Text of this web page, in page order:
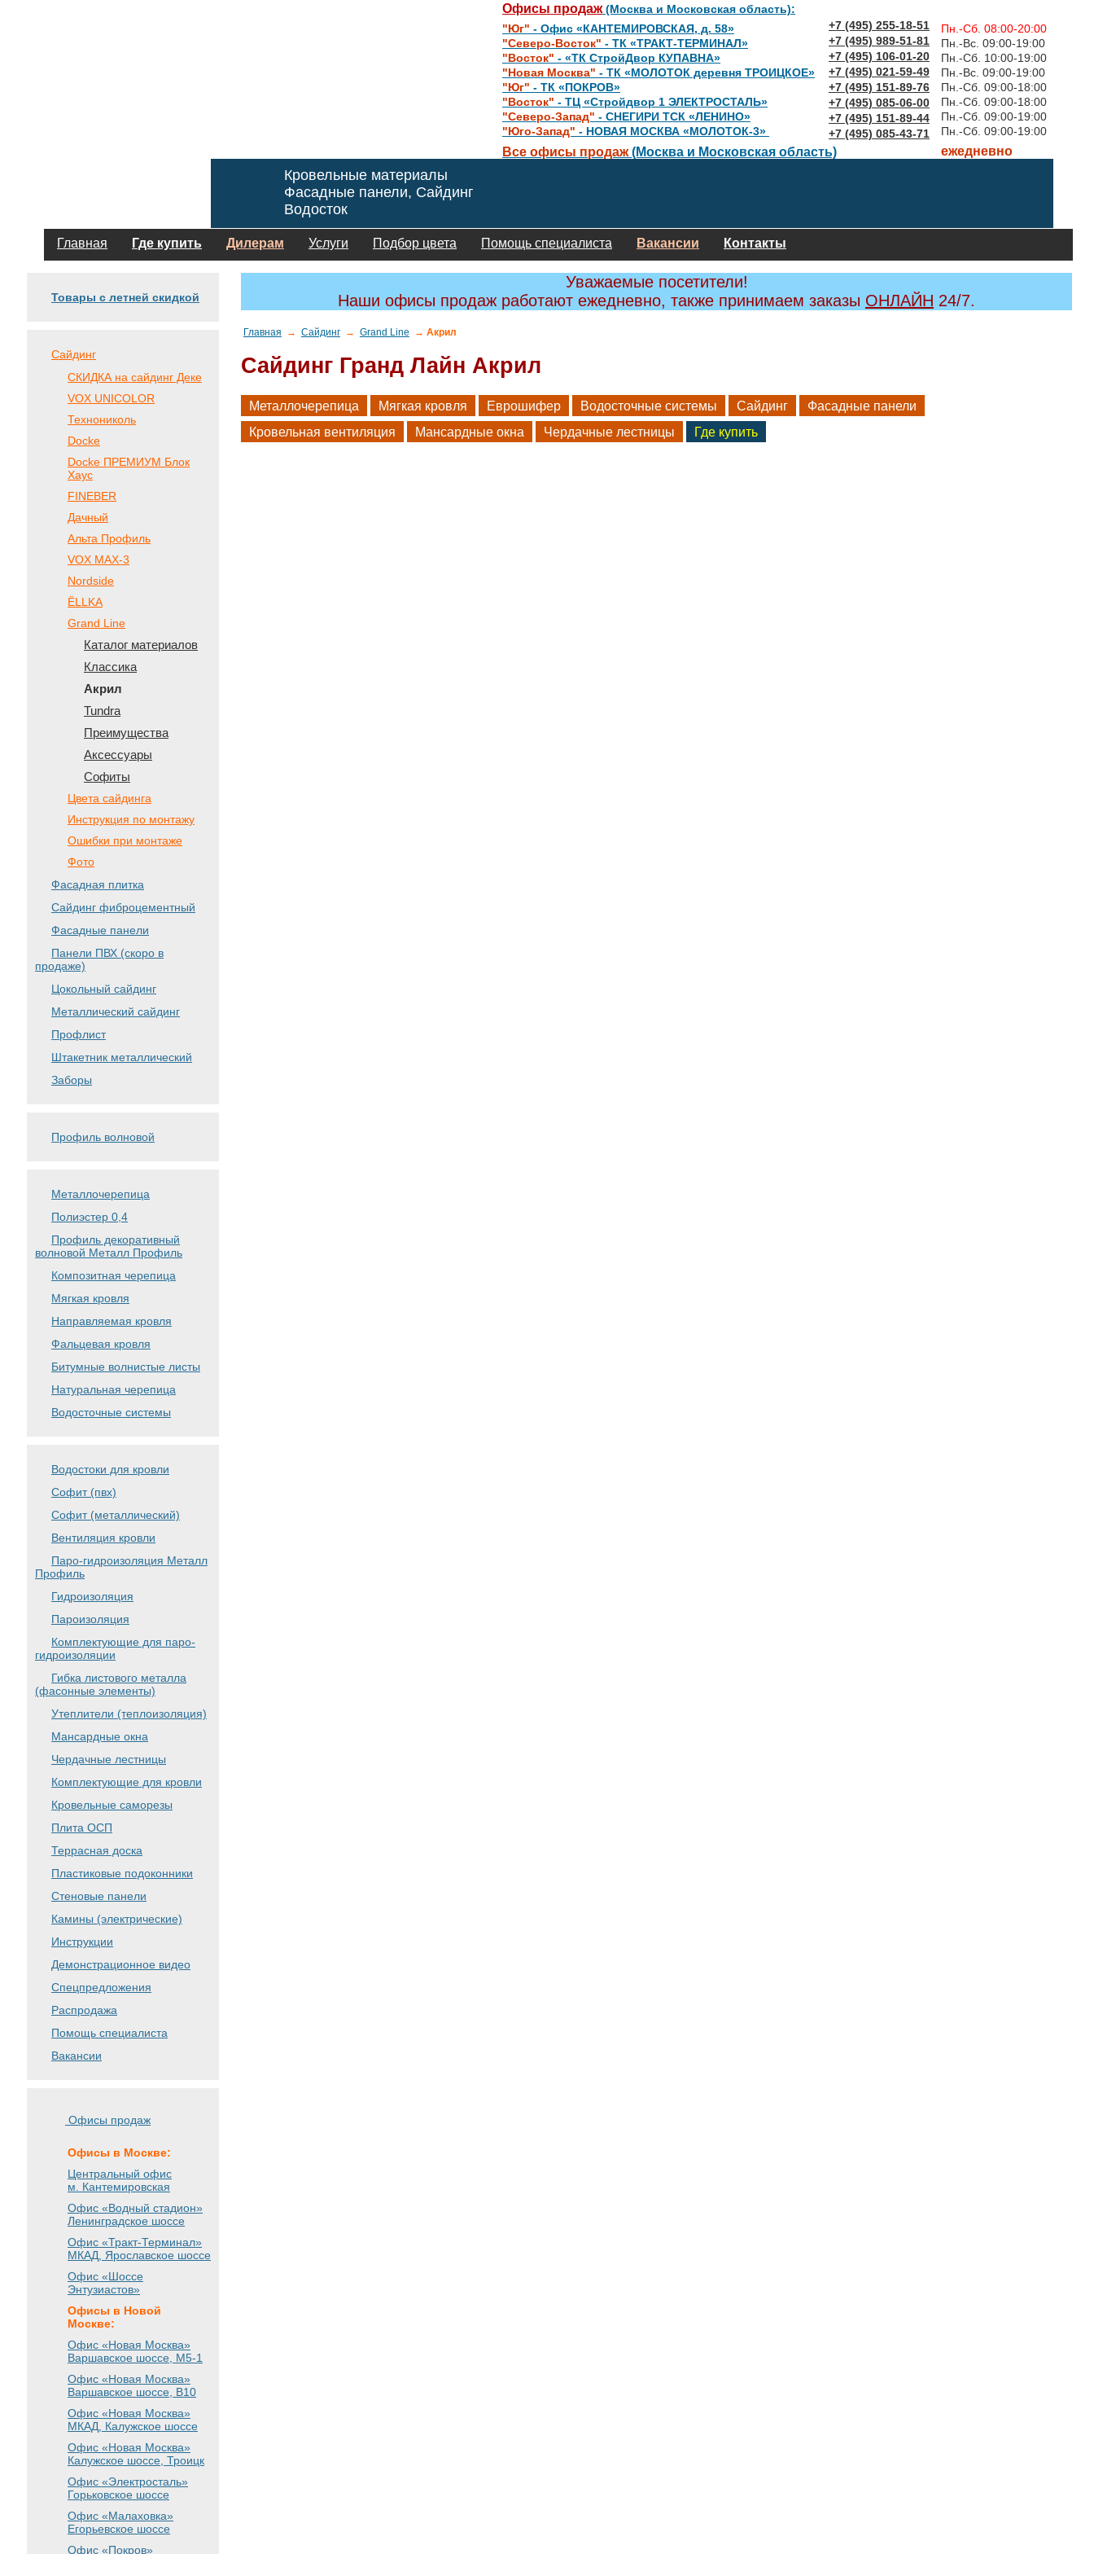
Офисы продаж(Москва и Московская область):
"Юг" - Офис «КАНТЕМИРОВСКАЯ, д. 58»
"Северо-Восток" - ТК «ТРАКТ-ТЕРМИНАЛ»
"Восток" - «ТК СтройДвор КУПАВНА»
"Новая Москва" - ТК «МОЛОТОК деревня ТРОИЦКОЕ»
"Юг" - ТК «ПОКРОВ»
"Восток" - ТЦ «Стройдвор 1 ЭЛЕКТРОСТАЛЬ»
"Северо-Запад" - СНЕГИРИ ТСК «ЛЕНИНО»
"Юго-Запад" - НОВАЯ МОСКВА «МОЛОТОК-3»
Все офисы продаж(Москва и Московская область)
+7 (495) 255-18-51
+7 (495) 989-51-81
+7 (495) 106-01-20
+7 (495) 021-59-49
+7 (495) 151-89-76
+7 (495) 085-06-00
+7 (495) 151-89-44
+7 (495) 085-43-71
Пн.-Сб. 08:00-20:00
Пн.-Вс. 09:00-19:00
Пн.-Сб. 10:00-19:00
Пн.-Вс. 09:00-19:00
Пн.-Сб. 09:00-18:00
Пн.-Сб. 09:00-18:00
Пн.-Сб. 09:00-19:00
Пн.-Сб. 09:00-19:00
ежедневно
Кровельные материалы
Фасадные панели, Сайдинг
Водосток
Главная Где купить Дилерам Услуги Подбор цвета Помощь специалиста Вакансии Контакты
Товары с летней скидкой
Сайдинг
СКИДКА на сайдинг Деке
VOX UNICOLOR
Технониколь
Docke
Docke ПРЕМИУМ Блок
Хаус
FINEBER
Дачный
Альта Профиль
VOX МАХ-3
Nordside
ЁLLKA
Grand Line
Каталог материалов
Классика
Акрил
Tundra
Преимущества
Аксессуары
Софиты
Цвета сайдинга
Инструкция по монтажу
Ошибки при монтаже
Фото
Фасадная плитка
Сайдинг фиброцементный
Фасадные панели
Панели ПВХ (скоро в
продаже)
Цокольный сайдинг
Металлический сайдинг
Профлист
Штакетник металлический
Заборы
Профиль волновой
Металлочерепица
Полиэстер 0,4
Профиль декоративный
волновой Металл Профиль
Композитная черепица
Мягкая кровля
Направляемая кровля
Фальцевая кровля
Битумные волнистые листы
Натуральная черепица
Водосточные системы
Водостоки для кровли
Софит (пвх)
Софит (металлический)
Вентиляция кровли
Паро-гидроизоляция Металл
Профиль
Гидроизоляция
Пароизоляция
Комплектующие для паро-
гидроизоляции
Гибка листового металла
(фасонные элементы)
Утеплители (теплоизоляция)
Мансардные окна
Чердачные лестницы
Комплектующие для кровли
Кровельные саморезы
Плита ОСП
Террасная доска
Пластиковые подоконники
Стеновые панели
Камины (электрические)
Инструкции
Демонстрационное видео
Спецпредложения
Распродажа
Помощь специалиста
Вакансии
Офисы продаж
Офисы в Москве:
Центральный офис
м. Кантемировская
Офис «Водный стадион»
Ленинградское шоссе
Офис «Тракт-Терминал»
МКАД, Ярославское шоссе
Офис «Шоссе
Энтузиастов»
Офисы в Новой
Москве:
Офис «Новая Москва»
Варшавское шоссе , М5-1
Офис «Новая Москва»
Варшавское шоссе , B10
Офис «Новая Москва»
МКАД, Калужское шоссе
Офис «Новая Москва»
Калужское шоссе, Троицк
Офис «Электросталь»
Горьковское шоссе
Офис «Малаховка»
Егорьевское шоссе
Офис «Покров»
Уважаемые посетители!
Наши офисы продаж работают ежедневно, также принимаем заказы ОНЛАЙН 24/7.
Главная → Сайдинг → Grand Line → Акрил
Сайдинг Гранд Лайн Акрил
Металлочерепица Мягкая кровля Еврошифер Водосточные системы Сайдинг
Фасадные панели
Кровельная вентиляция
Мансардные окна Чердачные лестницы Где купить